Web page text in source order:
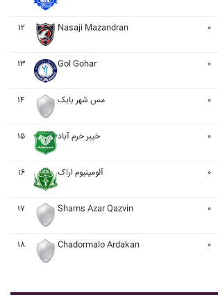
۱۲ Nasaji Mazandran ۰
۱۳ Gol Gohar ۰
۱۴ مس شهر بابک ۰
۱۵ خيبر خرم آباد ۰
۱۶ آلومينيوم اراک ۰
۱۷ Shams Azar Qazvin ۰
۱۸ Chadormalo Ardakan ۰